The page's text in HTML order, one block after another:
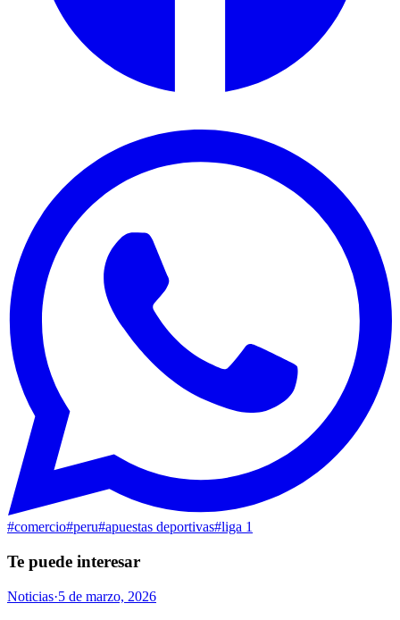
#comercio#peru#apuestas deportivas#liga 1
Te puede interesar
Noticias·5 de marzo, 2026